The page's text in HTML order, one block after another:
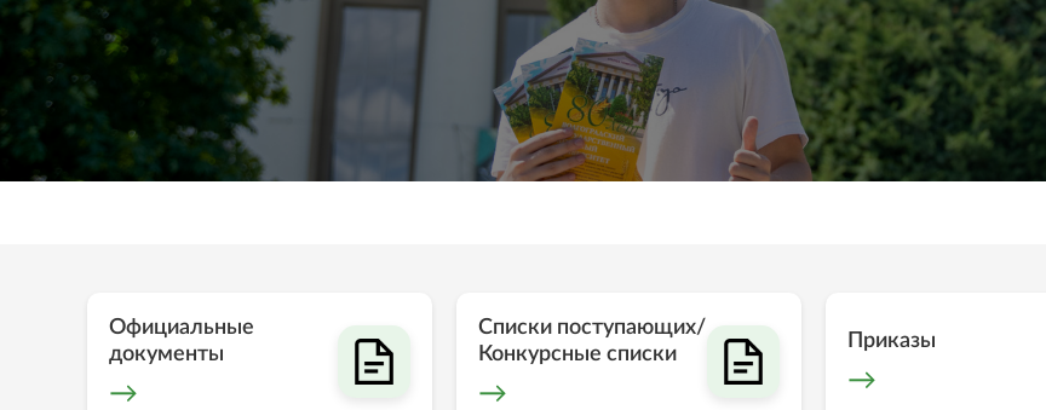
Официальные
документы
→
Списки поступающих/
Конкурсные списки
→
Приказы
→